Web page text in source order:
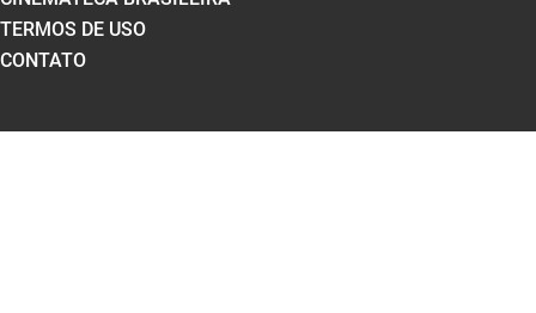
TERMOS DE USO
CONTATO